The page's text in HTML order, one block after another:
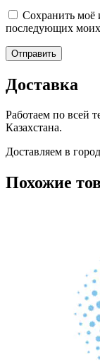
Сохранить моё
последующих
Доставка
Работаем по всей
Казахстана.
Доставляем в
Похожие